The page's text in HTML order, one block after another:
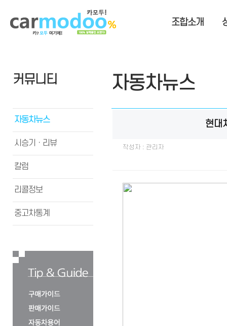
조합소개
커뮤니티
자동차뉴스
시승기ㆍ리뷰
칼럼
리콜정보
중고차통계
자동차뉴스
현대
작성자 : 관리자